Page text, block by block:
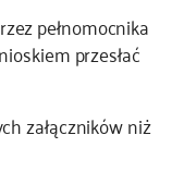
pełnomocnika
przesłać
załączników niż